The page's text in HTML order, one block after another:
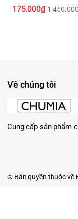
175.000₫
Về chúng tôi
Cung cấp sản phẩm
© Bản quyền thuộc về